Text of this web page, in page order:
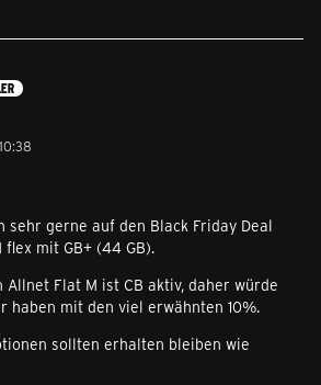
sehr gerne auf den Black Friday Deal
mit GB+ (44 GB).
Allnet Flat M ist CB aktiv, daher würde
haben mit den viel erwähnten 10%.
sollten erhalten bleiben wie